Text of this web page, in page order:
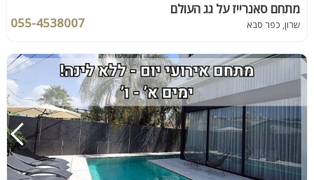
מתחם סאנרייז על גג העולם
שרון, כפר סבא 055-4538007